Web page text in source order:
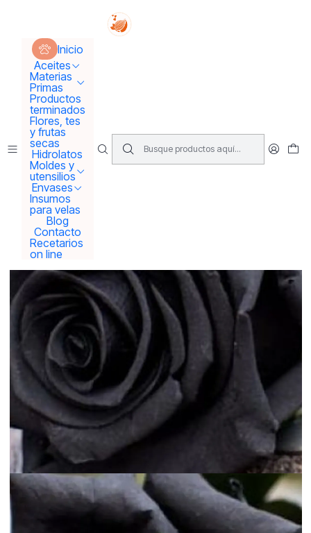
Inicio
Aceites
Materias
Primas
Productos
terminados
Flores, tes
y frutas
secas
Hidrolatos
Moldes y
utensilios
Envases
Insumos
para velas
Blog
Contacto
Recetarios
on line
Tus sueños se concretan aquí !!!
Inicio